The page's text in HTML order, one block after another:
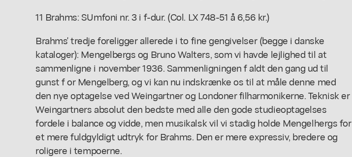
11 Brahms: SUmfoni nr. 3 i f-dur. (Col. LX 748-51 å 6,56 kr.)
Brahms' tredje foreligger allerede i to fine gengivelser (begge i danske
kataloger): Mengelbergs og Bruno Walters, som vi havde lejlighed til at
sammenligne i november 1936. Sammenligningen f aldt den gang ud til
gunst f or Mengelberg, og vi kan nu indskrænke os til at måle denne med
den nye optagelse ved Weingartner og Londoner filharmonikerne. Teknisk er
Weingartners absolut den bedste med alle den gode studieoptagelses
fordele i balance og vidde, men musikalsk vil vi stadig holde Mengelhergs for
et mere fuldgyldigt udtryk for Brahms. Den er mere expressiv, bredere og
roligere i tempoerne.